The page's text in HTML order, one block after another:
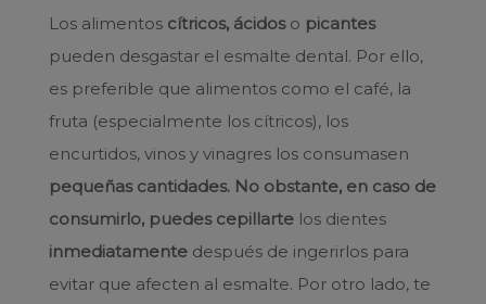
Los alimentos cítricos, ácidos o picantes
pueden desgastar el esmalte dental. Por ello,
es preferible que alimentos como el café, la
fruta (especialmente los cítricos), los
encurtidos, vinos y vinagres los consumasen
pequeñas cantidades. No obstante, en caso de
consumirlo, puedes cepillarte los dientes
inmediatamente después de ingerirlos para
evitar que afecten al esmalte. Por otro lado, te